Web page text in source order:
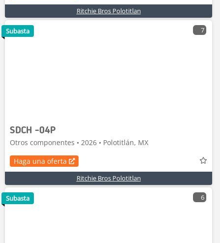
Ritchie Bros Polotitlan
7
SDCH -04P
Otros componentes • 2026 • Polotitlán, MX
Haga una oferta
Ritchie Bros Polotitlan
Subasta
6
Subasta